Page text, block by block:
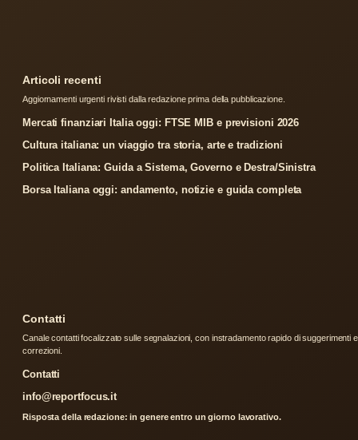
Articoli recenti
Aggiornamenti urgenti rivisti dalla redazione prima della pubblicazione.
Mercati finanziari Italia oggi: FTSE MIB e previsioni 2026
Cultura italiana: un viaggio tra storia, arte e tradizioni
Politica Italiana: Guida a Sistema, Governo e Destra/Sinistra
Borsa Italiana oggi: andamento, notizie e guida completa
Contatti
Canale contatti focalizzato sulle segnalazioni, con instradamento rapido di suggerimenti e
correzioni.
Contatti
info@reportfocus.it
Risposta della redazione: in genere entro un giorno lavorativo.